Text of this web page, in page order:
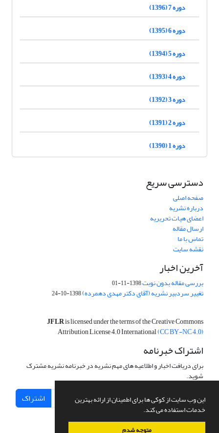
این وب سایت از کوکی ها برای اطمینان از ارائه بهترین
خدمات استفاده می کند.
متوجه شدم
دوره 7 (1396)
دوره 6 (1395)
دوره 5 (1394)
دوره 4 (1393)
دوره 3 (1392)
دوره 2 (1391)
دوره 1 (1390)
دسترسی سریع
صفحه اصلی
درباره نشریه
اعضای هیات تحریریه
ارسال مقاله
تماس با ما
نقشه سایت
آخرین اخبار
بررسی مقاله بدون نوبت1398-11-01
تغییر سردبیر نشریه (آقای دکتر مهدی دهمرده)1398-10-24
JFLRis licensed under the terms of the Creative Commons
Attribution License 4.0 International(CC BY-NC 4.0)
اشتراک خبرنامه
برای دریافت اخبار و اطلاعیه های مهم نشریه در خبرنامه نشریه مشترک
شوید.
اشتراک